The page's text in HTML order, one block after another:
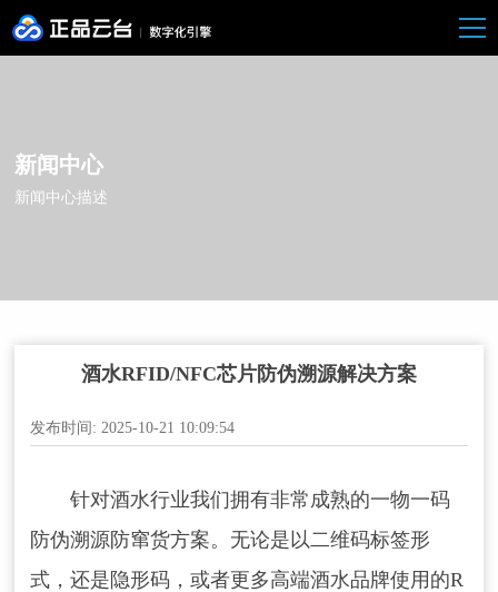
新闻中心
新闻中心描述
酒水RFID/NFC芯片防伪溯源解决方案
发布时间: 2025-10-21 10:09:54
针对酒水行业我们拥有非常成熟的一物一码
防伪溯源防窜货方案。无论是以二维码标签形
式，还是隐形码，或者更多高端酒水品牌使用的R